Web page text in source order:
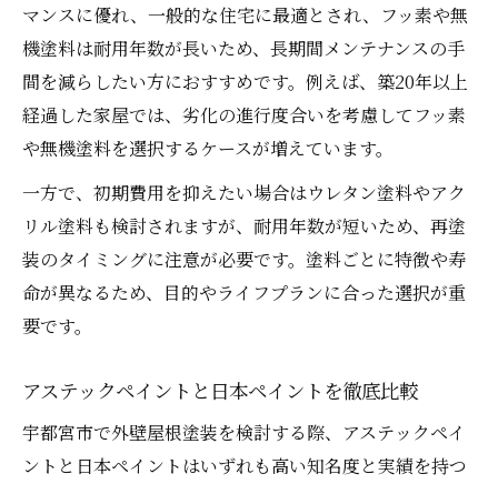
マンスに優れ、一般的な住宅に最適とされ、フッ素や無
機塗料は耐用年数が長いため、長期間メンテナンスの手
間を減らしたい方におすすめです。例えば、築20年以上
経過した家屋では、劣化の進行度合いを考慮してフッ素
や無機塗料を選択するケースが増えています。
一方で、初期費用を抑えたい場合はウレタン塗料やアク
リル塗料も検討されますが、耐用年数が短いため、再塗
装のタイミングに注意が必要です。塗料ごとに特徴や寿
命が異なるため、目的やライフプランに合った選択が重
要です。
アステックペイントと日本ペイントを徹底比較
宇都宮市で外壁屋根塗装を検討する際、アステックペイ
ントと日本ペイントはいずれも高い知名度と実績を持つ